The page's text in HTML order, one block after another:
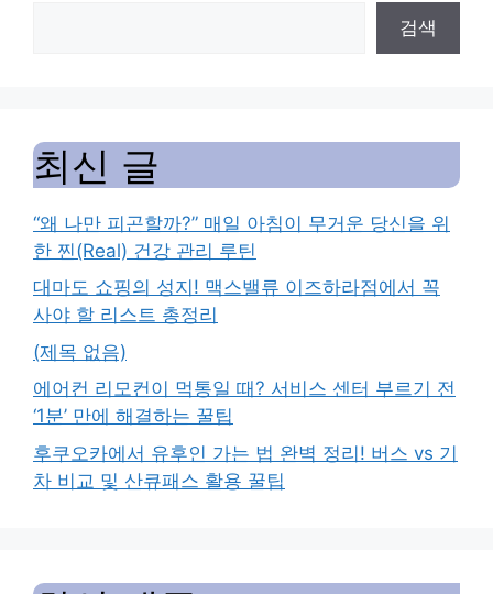
검색
최신 글
“왜 나만 피곤할까?” 매일 아침이 무거운 당신을 위
한 찐(Real) 건강 관리 루틴
대마도 쇼핑의 성지! 맥스밸류 이즈하라점에서 꼭
사야 할 리스트 총정리
(제목 없음)
에어컨 리모컨이 먹통일 때? 서비스 센터 부르기 전
‘1분’ 만에 해결하는 꿀팁
후쿠오카에서 유후인 가는 법 완벽 정리! 버스 vs 기
차 비교 및 산큐패스 활용 꿀팁